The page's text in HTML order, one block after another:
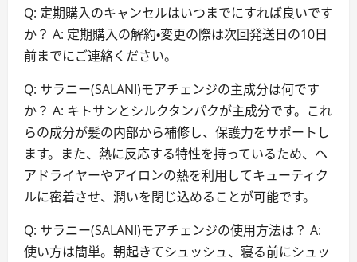
Q: 定期購入のキャンセルはいつまでにすれば良いです
か？ A: 定期購入の解約・変更の際は次回発送日の10日
前までにご連絡ください。
Q: サラニー(SALANI)モアチェンジの主成分は何です
か？ A: キトサンとシルクタンパクが主成分です。これ
らの成分が髪の内部から補修し、保護力をサポートし
ます。また、熱に反応する特性を持っているため、ヘ
アドライヤーやアイロンの熱を利用してキューティク
ルに密着させ、潤いを閉じ込めることが可能です。
Q: サラニー(SALANI)モアチェンジの使用方法は？ A:
使い方は簡単。朝起きてシュッシュ、寝る前にシュッ